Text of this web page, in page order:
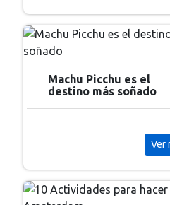
Machu Picchu es el
destino más soñado
Ver